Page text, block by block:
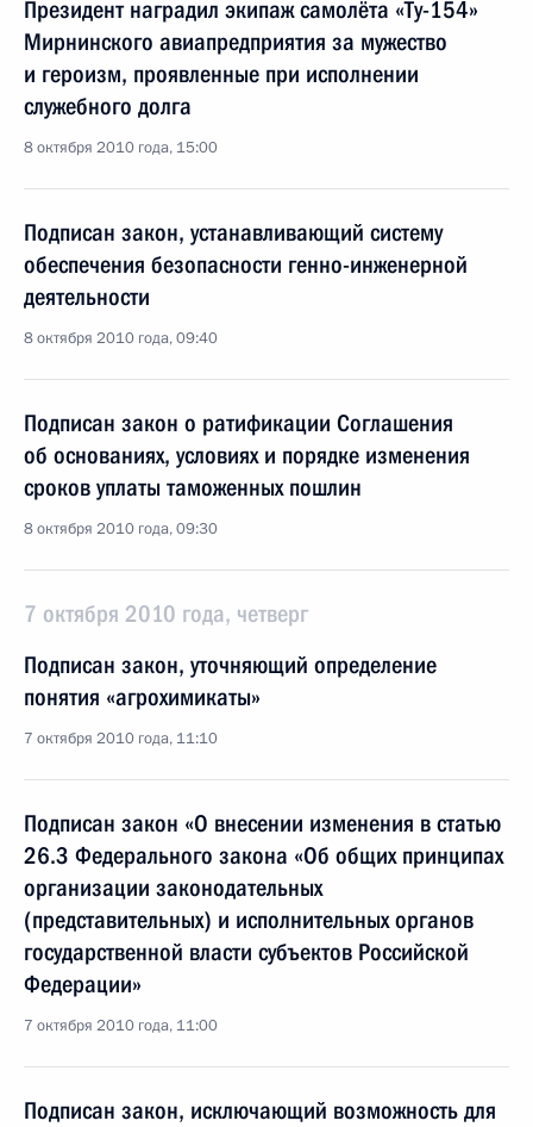
Президент наградил экипаж самолёта «Ту-154»
Мирнинского авиапредприятия за мужество
и героизм, проявленные при исполнении
служебного долга
8 октября 2010 года, 15:00
Подписан закон, устанавливающий систему
обеспечения безопасности генно-инженерной
деятельности
8 октября 2010 года, 09:40
Подписан закон о ратификации Соглашения
об основаниях, условиях и порядке изменения
сроков уплаты таможенных пошлин
8 октября 2010 года, 09:30
7 октября 2010 года, четверг
Подписан закон, уточняющий определение
понятия «агрохимикаты»
7 октября 2010 года, 11:10
Подписан закон «О внесении изменения в статью
26.3 Федерального закона «Об общих принципах
организации законодательных
(представительных) и исполнительных органов
государственной власти субъектов Российской
Федерации»
7 октября 2010 года, 11:00
Подписан закон, исключающий возможность для